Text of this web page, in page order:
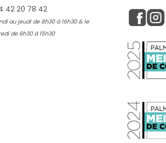
42 20 78 42
au jeudi de 8h30 à 16h30 & le
de 8h30 à 15h30